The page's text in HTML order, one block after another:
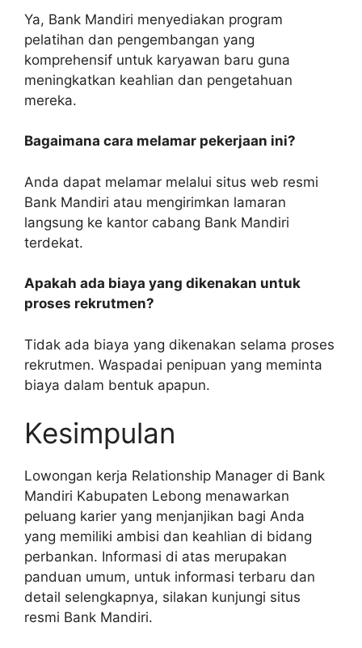
Ya, Bank Mandiri menyediakan program
pelatihan dan pengembangan yang
komprehensif untuk karyawan baru guna
meningkatkan keahlian dan pengetahuan
mereka.
Bagaimana cara melamar pekerjaan ini?
Anda dapat melamar melalui situs web resmi
Bank Mandiri atau mengirimkan lamaran
langsung ke kantor cabang Bank Mandiri
terdekat.
Apakah ada biaya yang dikenakan untuk
proses rekrutmen?
Tidak ada biaya yang dikenakan selama proses
rekrutmen. Waspadai penipuan yang meminta
biaya dalam bentuk apapun.
Kesimpulan
Lowongan kerja Relationship Manager di Bank
Mandiri Kabupaten Lebong menawarkan
peluang karier yang menjanjikan bagi Anda
yang memiliki ambisi dan keahlian di bidang
perbankan. Informasi di atas merupakan
panduan umum, untuk informasi terbaru dan
detail selengkapnya, silakan kunjungi situs
resmi Bank Mandiri.